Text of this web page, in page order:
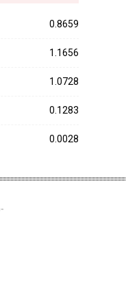
0.8659
1.1656
1.0728
0.1283
0.0028